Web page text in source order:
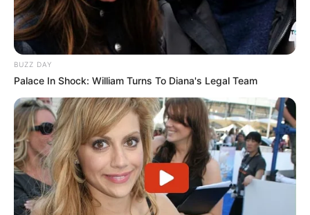
BUZZ DAY
Palace In Shock: William Turns To Diana's Legal Team